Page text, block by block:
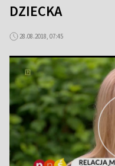
DZIECKA
28.08.2018, 07:45